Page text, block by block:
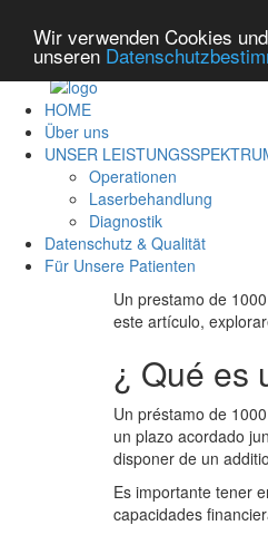
Wir verwenden Cookies
unseren
HOME
Über uns
UNSER
Operationen
Laserbehandlung
Diagnostik
Datenschutz & Qualität
Für Unsere Patienten
Un prestamo de
este artículo,
¿ Qué es
Un préstamo de
un plazo acordado
disponer de un
Es importante tener
capacidades